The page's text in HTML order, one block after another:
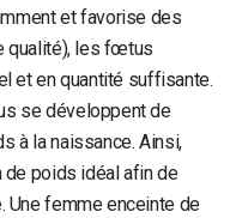
et favorise des
qualité), les fœtus
et en quantité suffisante.
se développent de
à la naissance. Ainsi,
de poids idéal afin de
Une femme enceinte de